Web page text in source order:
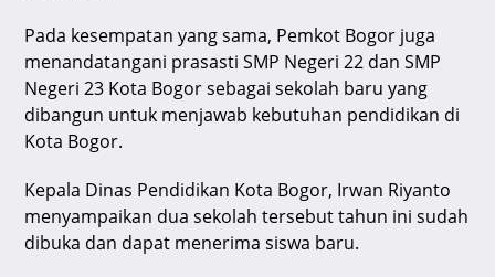
Pada kesempatan yang sama, Pemkot Bogor juga
menandatangani prasasti SMP Negeri 22 dan SMP
Negeri 23 Kota Bogor sebagai sekolah baru yang
dibangun untuk menjawab kebutuhan pendidikan di
Kota Bogor.
Kepala Dinas Pendidikan Kota Bogor, Irwan Riyanto
menyampaikan dua sekolah tersebut tahun ini sudah
dibuka dan dapat menerima siswa baru.